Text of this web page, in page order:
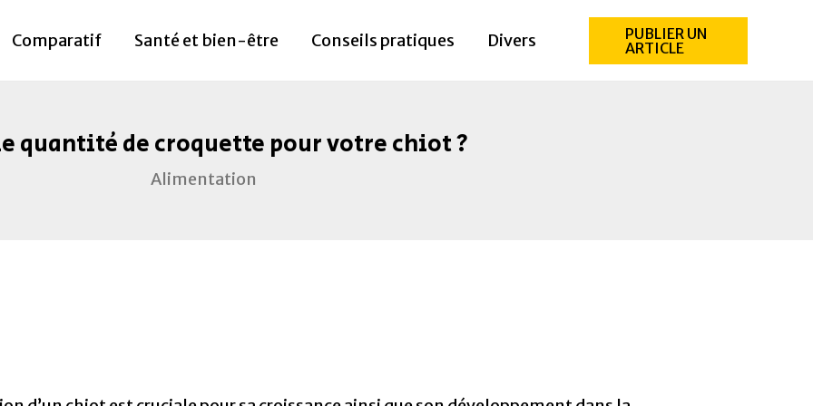
Comparatif Santé et bien-être Conseils pratiques Divers
PUBLIER UN
ARTICLE
quantité de croquette pour votre chiot ?
Alimentation